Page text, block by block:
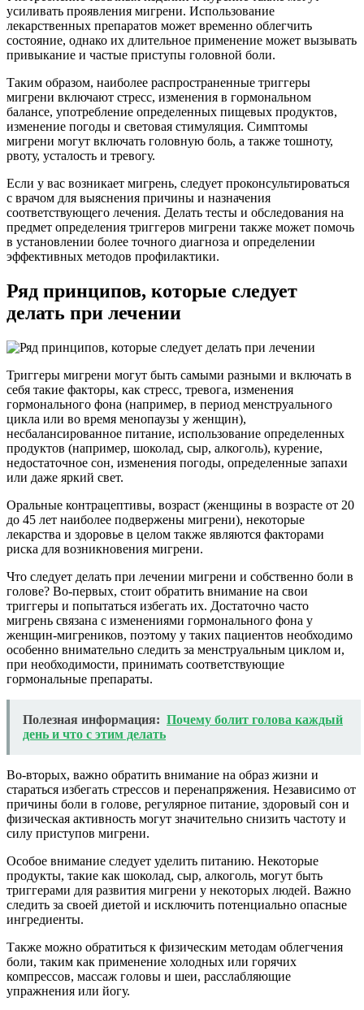
усиливать проявления мигрени. Использование
лекарственных препаратов может временно облегчить
состояние, однако их длительное применение может вызывать
привыкание и частые приступы головной боли.
Таким образом, наиболее распространенные триггеры
мигрени включают стресс, изменения в гормональном
балансе, употребление определенных пищевых продуктов,
изменение погоды и световая стимуляция. Симптомы
мигрени могут включать головную боль, а также тошноту,
рвоту, усталость и тревогу.
Если у вас возникает мигрень, следует проконсультироваться
с врачом для выяснения причины и назначения
соответствующего лечения. Делать тесты и обследования на
предмет определения триггеров мигрени также может помочь
в установлении более точного диагноза и определении
эффективных методов профилактики.
Ряд принципов, которые следует
делать при лечении
Триггеры мигрени могут быть самыми разными и включать в
себя такие факторы, как стресс, тревога, изменения
гормонального фона (например, в период менструального
цикла или во время менопаузы у женщин),
несбалансированное питание, использование определенных
продуктов (например, шоколад, сыр, алкоголь), курение,
недостаточное сон, изменения погоды, определенные запахи
или даже яркий свет.
Оральные контрацептивы, возраст (женщины в возрасте от 20
до 45 лет наиболее подвержены мигрени), некоторые
лекарства и здоровье в целом также являются факторами
риска для возникновения мигрени.
Что следует делать при лечении мигрени и собственно боли в
голове? Во-первых, стоит обратить внимание на свои
триггеры и попытаться избегать их. Достаточно часто
мигрень связана с изменениями гормонального фона у
женщин-мигреников, поэтому у таких пациентов необходимо
особенно внимательно следить за менструальным циклом и,
при необходимости, принимать соответствующие
гормональные препараты.
Полезная информация: Почему болит голова каждый
день и что с этим делать
Во-вторых, важно обратить внимание на образ жизни и
стараться избегать стрессов и перенапряжения. Независимо от
причины боли в голове, регулярное питание, здоровый сон и
физическая активность могут значительно снизить частоту и
силу приступов мигрени.
Особое внимание следует уделить питанию. Некоторые
продукты, такие как шоколад, сыр, алкоголь, могут быть
триггерами для развития мигрени у некоторых людей. Важно
следить за своей диетой и исключить потенциально опасные
ингредиенты.
Также можно обратиться к физическим методам облегчения
боли, таким как применение холодных или горячих
компрессов, массаж головы и шеи, расслабляющие
упражнения или йогу.